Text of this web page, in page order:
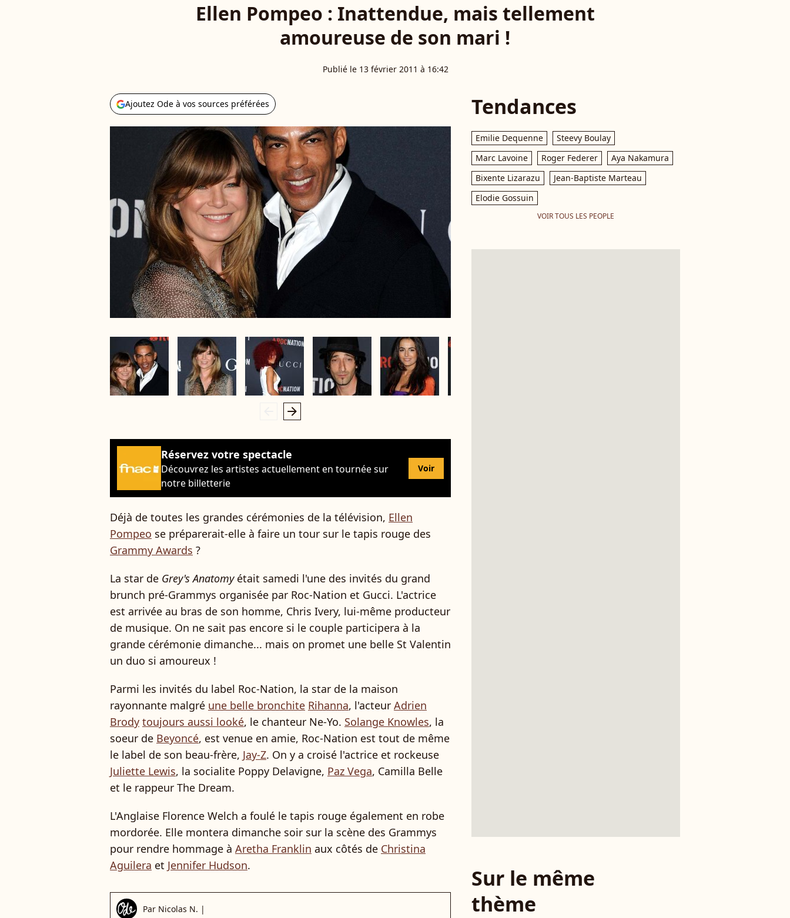
Ellen Pompeo : Inattendue, mais tellement
amoureuse de son mari !
Publié le 13 février 2011 à 16:42
Ajoutez Ode à vos sources préférées
arrow_right
Réservez votre spectacle
Découvrez les artistes actuellement en tournée sur
notre billetterie
Voir
Déjà de toutes les grandes cérémonies de la télévision, Ellen
Pompeo se préparerait-elle à faire un tour sur le tapis rouge des
Grammy Awards ?
La star de Grey's Anatomyétait samedi l'une des invités du grand
brunch pré-Grammys organisée par Roc-Nation et Gucci. L'actrice
est arrivée au bras de son homme, Chris Ivery, lui-même producteur
de musique. On ne sait pas encore si le couple participera à la
grande cérémonie dimanche... mais on promet une belle St Valentin
un duo si amoureux !
Parmi les invités du label Roc-Nation, la star de la maison
rayonnante malgré une belle bronchite Rihanna, l'acteur Adrien
Brody toujours aussi looké, le chanteur Ne-Yo. Solange Knowles, la
soeur de Beyoncé, est venue en amie, Roc-Nation est tout de même
le label de son beau-frère, Jay-Z. On y a croisé l'actrice et rockeuse
Juliette Lewis, la socialite Poppy Delavigne, Paz Vega, Camilla Belle
et le rappeur The Dream.
L'Anglaise Florence Welch a foulé le tapis rouge également en robe
mordorée. Elle montera dimanche soir sur la scène des Grammys
pour rendre hommage à Aretha Franklin aux côtés de Christina
Aguilera et Jennifer Hudson.
Par Nicolas N. |
Tendances
Emilie Dequenne
Steevy Boulay
Marc Lavoine
Roger Federer
Aya Nakamura
Bixente Lizarazu
Jean-Baptiste Marteau
Elodie Gossuin
VOIR TOUS LES PEOPLE
Sur le même
thème